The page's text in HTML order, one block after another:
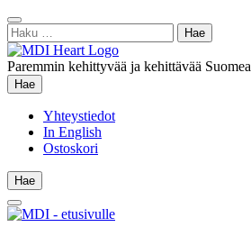
Siirry
sisältöön
Sulje
hae
Haku:
Paremmin kehittyvää ja kehittävää Suomea
Hae
Hae
Yhteystiedot
In English
Ostoskori
Hae
Hae
Main
Menu